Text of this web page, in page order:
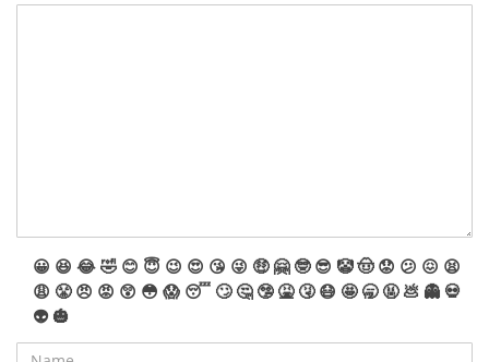
😀 😆 😂🤣 😊 😇 😉 😍 😘 😜 🤑 🤗 🤓 😎 🤡🤠 😟 😕 😖 😫
😩 😤 😠 😡 😲 😳 😱 😴 🙄 🤔 🤥 🤮 🤧 😷 🤩 🥱 🤬 💩 👻 💀
👽 🎃